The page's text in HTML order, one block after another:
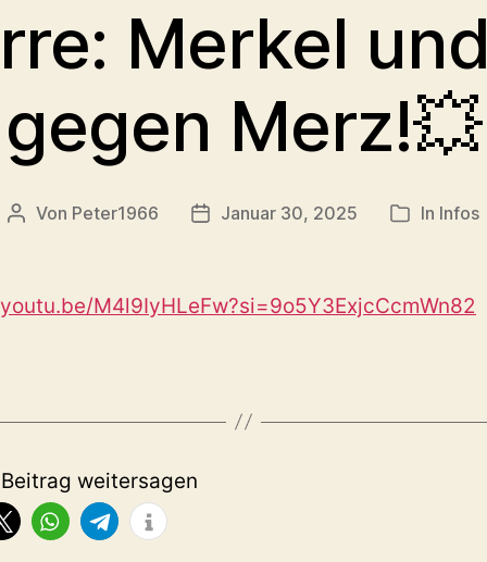
Merkel
gegen Merz!💥
Beitragsautor
Von Peter1966 Veröffentlichungsdatum
Januar 30, 2025 In Infos
M4l9IyHLeFw?si=9o5Y3ExjcCcmWn82
weitersagen